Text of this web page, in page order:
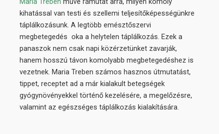
kihatással van testi és szellemi teljesítőképességünkre
táplálkozásunk. A legtöbb emésztőszervi
megbetegedés oka a helytelen táplálkozás. Ezek a
panaszok nem csak napi közérzetünket zavarják,
hanem hosszú távon komolyabb megbetegedéshez is
vezetnek. Maria Treben számos hasznos útmutatást,
tippet, receptet ad a már kialakult betegségek
gyógynövényekkel történő kezelésére, a megelőzésre,
valamint az egészséges táplálkozás kialakítására.